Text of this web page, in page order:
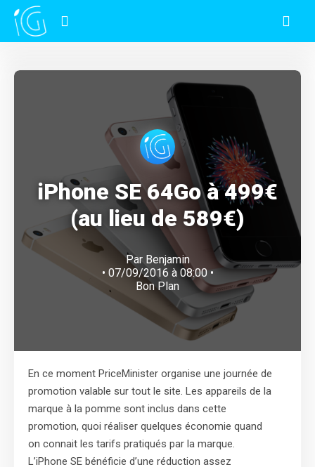
iPhone SE 64Go à 499€
(au lieu de 589€)
Par Benjamin
• 07/09/2016 à 08:00 •
Bon Plan
En ce moment PriceMinister organise une journée de
promotion valable sur tout le site. Les appareils de la
marque à la pomme sont inclus dans cette
promotion, quoi réaliser quelques économie quand
on connait les tarifs pratiqués par la marque.
L’iPhone SE bénéficie d’une réduction assez